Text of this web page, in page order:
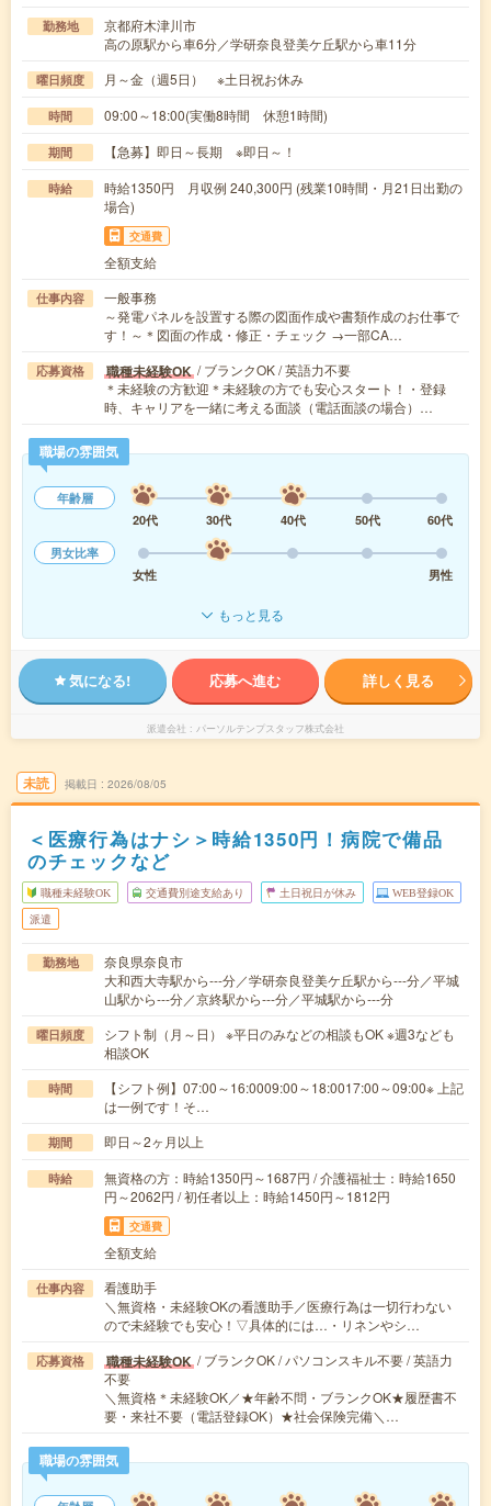
勤務地
京都府木津川市
高の原駅から車6分／学研奈良登美ケ丘駅から車11分
曜日頻度 月～金（週5日） ※土日祝お休み
時間 09:00～18:00(実働8時間 休憩1時間)
期間 【急募】即日～長期 ※即日～！
時給
時給1350円 月収例 240,300円 (残業10時間・月21日出勤の
場合)
交通費
全額支給
仕事内容
一般事務
～発電パネルを設置する際の図面作成や書類作成のお仕事で
す！～＊図面の作成・修正・チェック →一部CA…
応募資格 職種未経験OK / ブランクOK / 英語力不要
＊未経験の方歓迎＊未経験の方でも安心スタート！・登録
時、キャリアを一緒に考える面談（電話面談の場合）…
職場の雰囲気
年齢層
20代
30代 40代 50代
60代
男女比率
女性
男性
もっと見る
気になる! 応募へ進む 詳しく見る
派遣会社 パーソルテンプスタッフ株式会社
未読 掲載日 2026/08/05
＜医療行為はナシ＞時給1350円！病院で備品
のチェックなど
職種未経験OK 交通費別途支給あり 土日祝日が休み WEB登録OK
派遣
勤務地
奈良県奈良市
大和西大寺駅から---分／学研奈良登美ケ丘駅から---分／平城
山駅から---分／京終駅から---分／平城駅から---分
曜日頻度
シフト制（月～日） ※平日のみなどの相談もOK ※週3なども
相談OK
時間
【シフト例】07:00～16:0009:00～18:0017:00～09:00※ 上記
は一例です！そ…
期間 即日～2ヶ月以上
時給
無資格の方：時給1350円～1687円 / 介護福祉士：時給1650
円～2062円 / 初任者以上：時給1450円～1812円
交通費
全額支給
仕事内容
看護助手
＼無資格・未経験OKの看護助手／医療行為は一切行わない
ので未経験でも安心！▽具体的には…・リネンやシ…
応募資格 職種未経験OK / ブランクOK / パソコンスキル不要 / 英語力
不要
＼無資格＊未経験OK／★年齢不問・ブランクOK★履歴書不
要・来社不要（電話登録OK）★社会保険完備＼…
職場の雰囲気